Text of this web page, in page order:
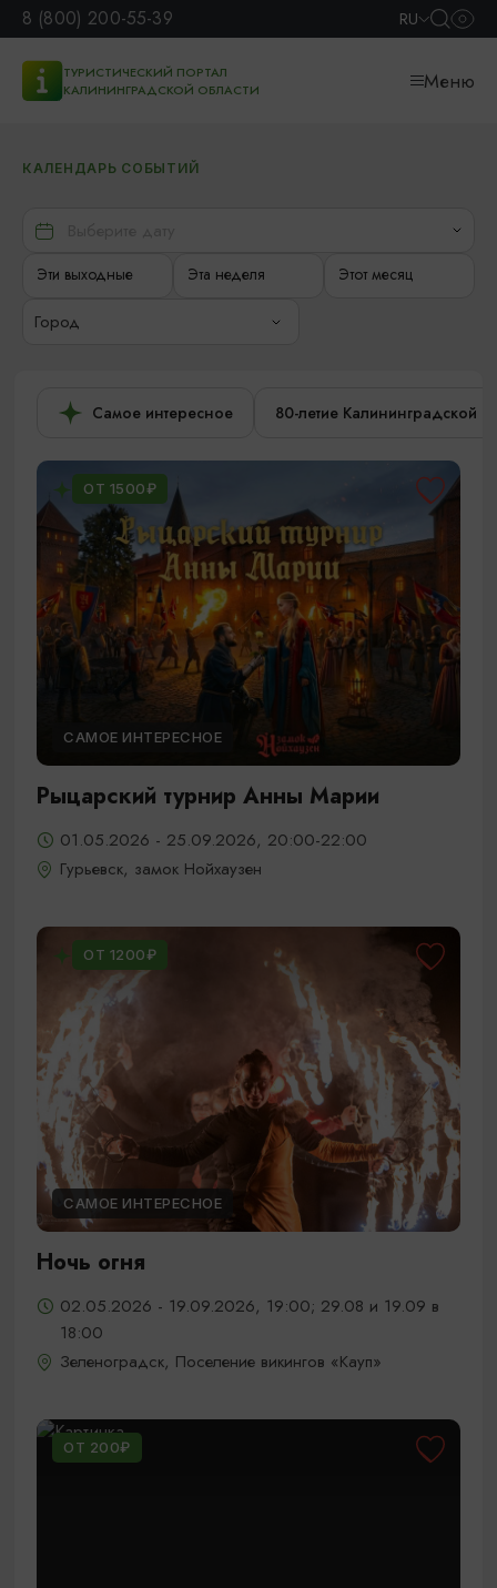
8 (800) 200-55-39 RU
ТУРИСТИЧЕСКИЙ ПОРТАЛ
КАЛИНИНГРАДСКОЙ ОБЛАСТИ
Меню
КАЛЕНДАРЬ СОБЫТИЙ
Эти выходные Эта неделя Этот месяц
Город
Самое интересное 80-летие Калининградской
ОТ 1500₽
САМОЕ ИНТЕРЕСНОЕ
Рыцарский турнир Анны Марии
01.05.2026 - 25.09.2026, 20:00-22:00
Гурьевск, замок Нойхаузен
ОТ 1200₽
САМОЕ ИНТЕРЕСНОЕ
Ночь огня
02.05.2026 - 19.09.2026, 19:00; 29.08 и 19.09 в
18:00
Зеленоградск, Поселение викингов «Кауп»
ОТ 200₽